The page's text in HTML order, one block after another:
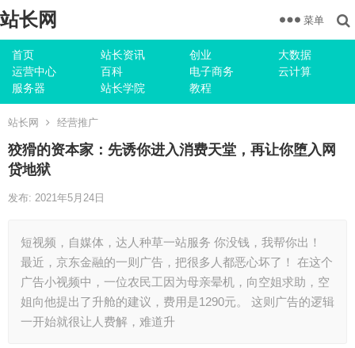
站长网
首页 站长资讯 创业
大数据
运营中心
百科 电子商务
云计算
服务器
站长学院 教程
菜单
站长网 经营推广
狡猾的资本家：先诱你进入消费天堂，再让你堕入网
贷地狱
发布: 2021年5月24日
短视频，自媒体，达人种草一站服务 你没钱，我帮你出！
最近，京东金融的一则广告，把很多人都恶心坏了！ 在这个
广告小视频中，一位农民工因为母亲晕机，向空姐求助，空
姐向他提出了升舱的建议，费用是1290元。 这则广告的逻辑
一开始就很让人费解，难道升